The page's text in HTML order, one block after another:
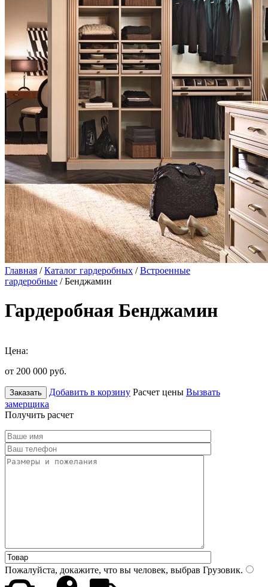
Главная /Каталог гардеробных /Встроенные
гардеробные / Бенджамин
Гардеробная Бенджамин
Цена:
от 200 000 руб.
Заказать Добавить в корзину Расчет цены Вызвать
замерщика
Получить расчет
Пожалуйста, докажите, что вы человек, выбрав Грузовик.